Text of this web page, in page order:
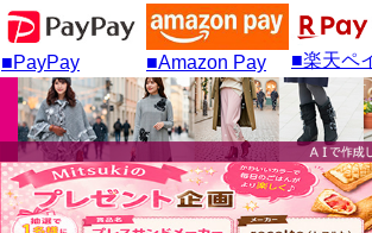
■PayPay ■Amazon Pay ■楽天ペ